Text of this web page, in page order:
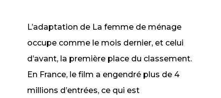
L’adaptation de La femme de ménage
occupe comme le mois dernier, et celui
d’avant, la première place du classement.
En France, le film a engendré plus de 4
millions d’entrées, ce qui est